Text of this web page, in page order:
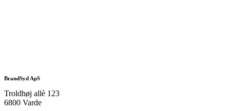
BrandSyd ApS
Troldhøj allè 123
6800 Varde